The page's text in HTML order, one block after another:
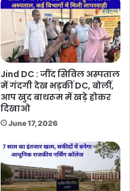
Jind DC : जींद सिविल अस्पताल
में गंदगी देख भड़कीं DC, बोलीं,
आप खुद बाथरूम में खड़े होकर
दिखाओ
June 17, 2026